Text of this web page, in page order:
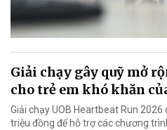
Giải chạy gây quỹ mở
cho trẻ em khó khăn
Giải chạy UOB Heartbeat Run
triệu đồng để hỗ trợ các chương